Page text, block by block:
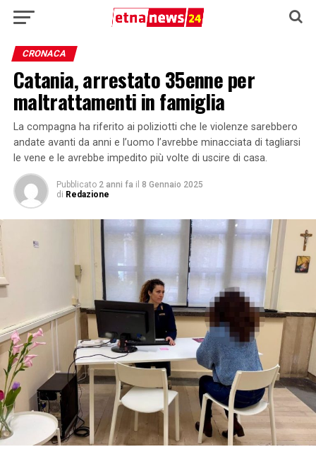
CRONACA
Catania, arrestato 35enne per
maltrattamenti in famiglia
La compagna ha riferito ai poliziotti che le violenze sarebbero
andate avanti da anni e l’uomo l’avrebbe minacciata di tagliarsi
le vene e le avrebbe impedito più volte di uscire di casa.
Pubblicato 2 anni fa il 8 Gennaio 2025
di Redazione